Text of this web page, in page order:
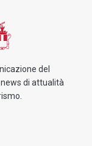
del
di attualità